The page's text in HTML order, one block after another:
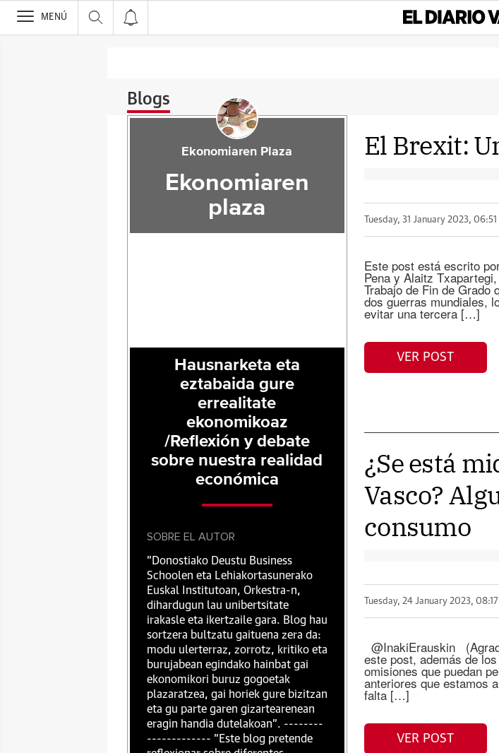
>
MENÚ
Blogs
El Brexit:
Tuesday, 31 January 2023, 06:51
Este post está escrito
Pena y Alaitz
Trabajo de Fin de Grado
dos guerras mundiales,
evitar una tercera […]
VER POST
¿Se está
Vasco?
consumo
Tuesday, 24 January 2023, 08:17
@InakiErauskin
este post, además de
omisiones que puedan
anteriores que estamos
falta […]
VER POST
Ekonomiaren Plaza
Ekonomiaren
plaza
Hausnarketa eta
eztabaida gure
errealitate
ekonomikoaz
/Reflexión y debate
sobre nuestra realidad
económica
SOBRE EL AUTOR
"Donostiako Deustu Business
Schoolen eta Lehiakortasunerako
Euskal Institutoan, Orkestra-n,
dihardugun lau unibertsitate
irakasle eta ikertzaile gara. Blog hau
sortzera bultzatu gaituena zera da:
modu ulerterraz, zorrotz, kritiko eta
burujabean egindako hainbat gai
ekonomikori buruz gogoetak
plazaratzea, gai horiek gure bizitzan
eta gu parte garen gizartearenean
eragin handia dutelakoan". --------
------------- "Este blog pretende